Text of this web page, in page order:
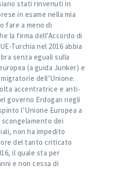
stati rinvenuti in
in esame nella mia
fare a meno di
la firma dell’Accordo di
Turchia nel 2016 abbia
senza eguali sulla
(a guida Junker) e
dell’Unione.
accentratrice e anti-
governo Erdogan negli
l’Unione Europea a
dei
non ha impedito
del tanto criticato
il quale sta per
e non cessa di